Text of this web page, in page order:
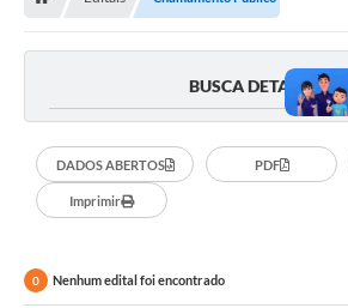
BUSCA DETALHADA
DADOS ABERTOS PDF
Imprimir
0 Nenhum edital foi encontrado